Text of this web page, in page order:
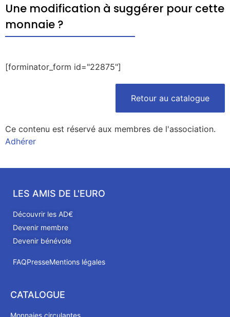
Une modification à suggérer pour cette
monnaie ?
[forminator_form id="22875"]
Retour au catalogue
Ce contenu est réservé aux membres de l'association.
Adhérer
LES AMIS DE L'EURO
Découvrir les AD€
Devenir membre
Devenir bénévole
FAQPresseMentions légales
CATALOGUE
Monnaies circulantes